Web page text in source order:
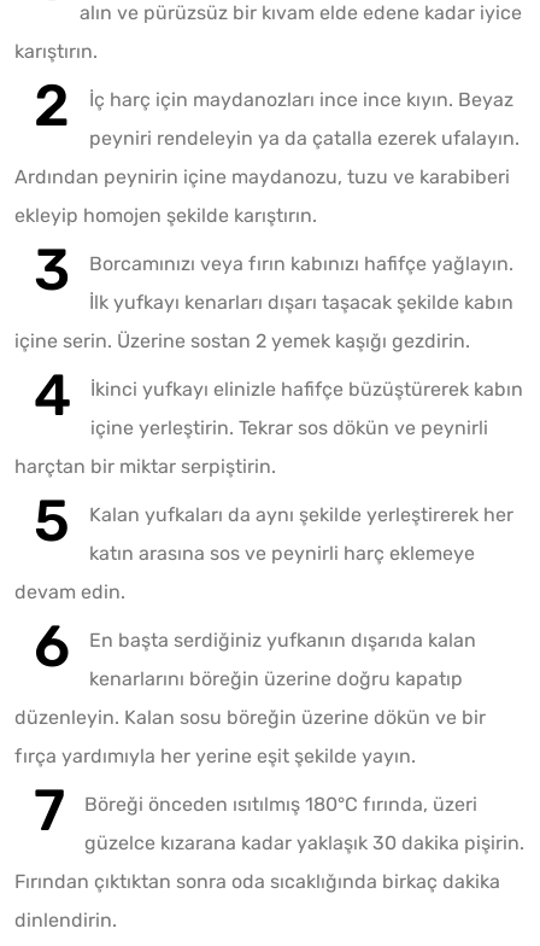
alın ve pürüzsüz bir kıvam elde edene kadar iyice
karıştırın.
İç harç için maydanozları ince ince kıyın. Beyaz
peyniri rendeleyin ya da çatalla ezerek ufalayın.
Ardından peynirin içine maydanozu, tuzu ve karabiberi
ekleyip homojen şekilde karıştırın.
Borcamınızı veya fırın kabınızı hafifçe yağlayın.
İlk yufkayı kenarları dışarı taşacak şekilde kabın
içine serin. Üzerine sostan 2 yemek kaşığı gezdirin.
İkinci yufkayı elinizle hafifçe büzüştürerek kabın
içine yerleştirin. Tekrar sos dökün ve peynirli
harçtan bir miktar serpiştirin.
Kalan yufkaları da aynı şekilde yerleştirerek her
katın arasına sos ve peynirli harç eklemeye
devam edin.
En başta serdiğiniz yufkanın dışarıda kalan
kenarlarını böreğin üzerine doğru kapatıp
düzenleyin. Kalan sosu böreğin üzerine dökün ve bir
fırça yardımıyla her yerine eşit şekilde yayın.
Böreği önceden ısıtılmış 180°C fırında, üzeri
güzelce kızarana kadar yaklaşık 30 dakika pişirin.
Fırından çıktıktan sonra oda sıcaklığında birkaç dakika
dinlendirin.